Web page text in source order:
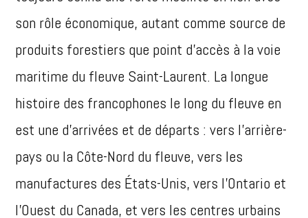
son rôle économique, autant comme source de
produits forestiers que point d’accès à la voie
maritime du fleuve Saint-Laurent. La longue
histoire des francophones le long du fleuve en
est une d’arrivées et de départs : vers l’arrière-
pays ou la Côte-Nord du fleuve, vers les
manufactures des États-Unis, vers l’Ontario et
l’Ouest du Canada, et vers les centres urbains